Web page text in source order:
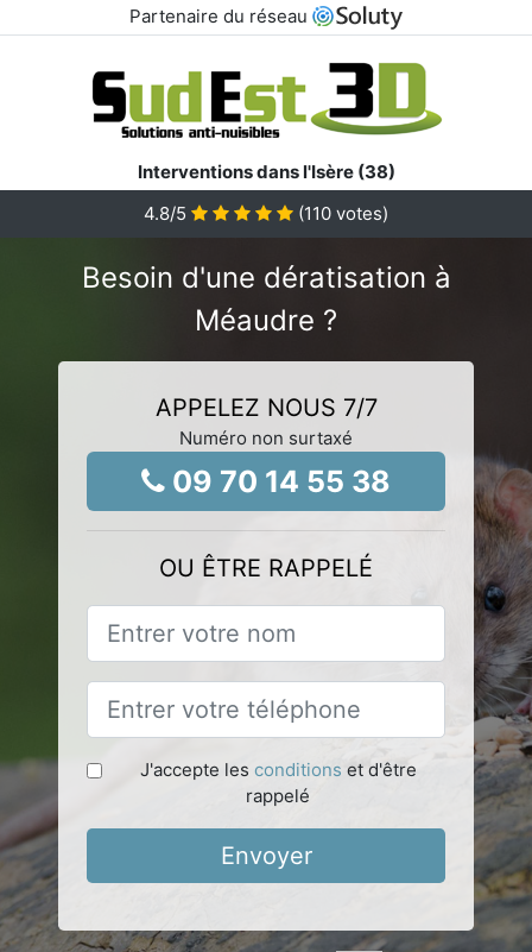
Partenaire du réseau
Interventions dans l'Isère (38)
4.8/5 (110 votes)
Besoin d'une dératisation à
Méaudre ?
APPELEZ NOUS 7/7
Numéro non surtaxé
09 70 14 55 38
OU ÊTRE RAPPELÉ
J'accepte les conditions et d'être
rappelé
Envoyer